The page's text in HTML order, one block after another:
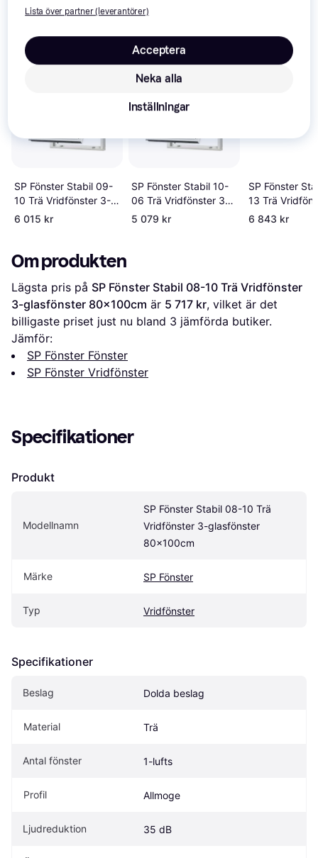
Vi har plockat fram ett urval av produkter som kanske skulle
SP Fönster Stabil 09-
10 Trä Vridfönster 3-
glasfönster
6 015 kr
Trendande
SP Fönster Stabil 10-
06 Trä Vridfönster 3-
glasfönster
5 079 kr
SP Fönster
13 Trä
glasfönster
6 843 kr
Om produkten
Lägsta pris på SP Fönster Stabil 08-10 Trä Vridfönster
3-glasfönster 80x100cm är 5 717 kr, vilket är det
billigaste priset just nu bland 3 jämförda butiker.
Jämför:
SP Fönster Fönster
SP Fönster Vridfönster
Specifikationer
Produkt
Modellnamn
SP Fönster Stabil 08-10 Trä
Vridfönster 3-glasfönster
80x100cm
Märke SP Fönster
Typ Vridfönster
Specifikationer
Beslag Dolda beslag
Material Trä
Antal fönster 1-lufts
Profil Allmoge
Ljudreduktion 35 dB
Lista över partner (leverantörer)
Neka alla
Acceptera
Inställningar